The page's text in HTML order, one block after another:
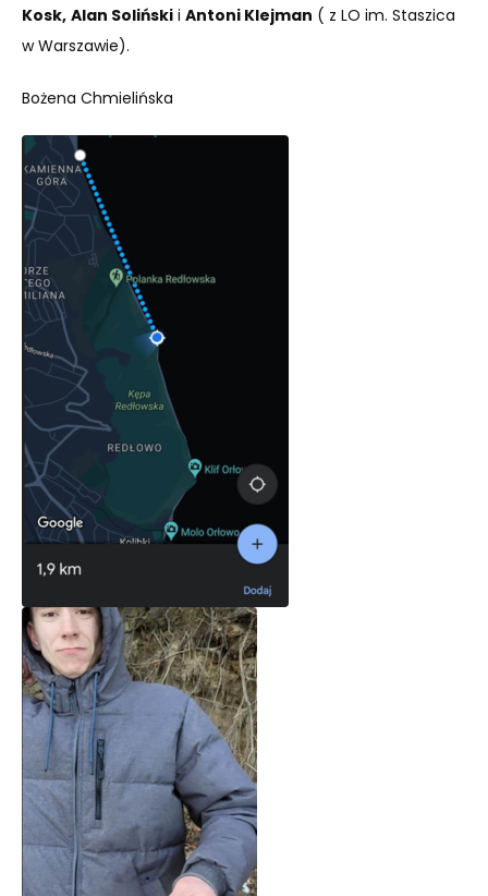
Kosk, Alan Soliński i Antoni Klejman ( z LO im. Staszica
w Warszawie).
Bożena Chmielińska